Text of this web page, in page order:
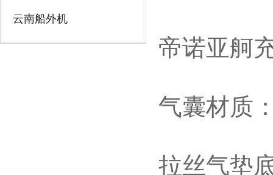
云南船外机
帝诺亚舸
气囊材质
拉丝气垫